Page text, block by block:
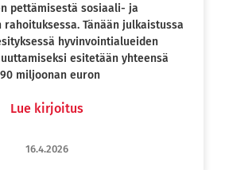
pettämisestä sosiaali- ja
Tänään julkaistussa
hyvinvointialueiden
esitetään yhteensä
miljoonan euron
Lue kirjoitus
16.4.2026